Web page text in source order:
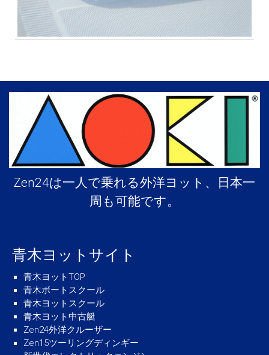
Zen24は一人で乗れる外洋ヨット、日本一
周も可能です。
青木ヨットサイト
青木ヨットTOP
青木ボートスクール
青木ヨットスクール
青木ヨット中古艇
Zen24外洋クルーザー
Zen15ツーリングディンギー